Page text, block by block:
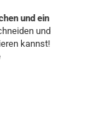
und ein
und
kannst!